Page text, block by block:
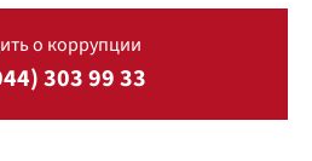
о коррупции
303 99 33